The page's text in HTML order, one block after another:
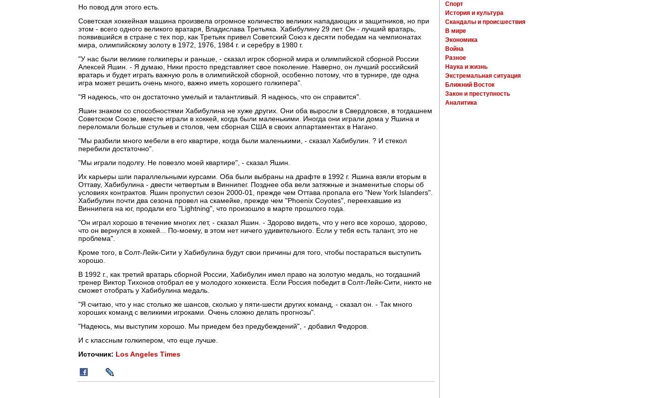
Но повод для этого есть.
Советская хоккейная машина произвела огромное количество великих нападающих и защитников, но при
этом - всего одного великого вратаря, Владислава Третьяка. Хабибулину 29 лет. Он - лучший вратарь,
появившийся в стране с тех пор, как Третьяк привел Советский Союз к десяти победам на чемпионатах
мира, олимпийскому золоту в 1972, 1976, 1984 г. и серебру в 1980 г.
"У нас были великие голкиперы и раньше, - сказал игрок сборной мира и олимпийской сборной России
Алексей Яшин. - Я думаю, Ники просто представляет свое поколение. Наверно, он лучший российский
вратарь и будет играть важную роль в олимпийской сборной, особенно потому, что в турнире, где одна
игра может решить очень много, важно иметь хорошего голкипера".
"Я надеюсь, что он достаточно умелый и талантливый. Я надеюсь, что он справится".
Яшин знаком со способностями Хабибулина не хуже других. Они оба выросли в Свердловске, в тогдашнем
Советском Союзе, вместе играли в хоккей, когда были маленькими. Иногда они играли дома у Яшина и
переломали больше стульев и столов, чем сборная США в своих аппартаментах в Нагано.
"Мы разбили много мебели в его квартире, когда были маленькими, - сказал Хабибулин. ? И стекол
перебили достаточно".
"Мы играли подолгу. Не повезло моей квартире", - сказал Яшин.
Их карьеры шли параллельными курсами. Оба были выбраны на драфте в 1992 г. Яшина взяли вторым в
Оттаву, Хабибулина - двести четвертым в Виннипег. Позднее оба вели затяжные и знаменитые споры об
условиях контрактов. Яшин пропустил сезон 2000-01, прежде чем Оттава пропала его "New York Islanders".
Хабибулин почти два сезона провел на скамейке, прежде чем "Phoenix Coyotes", переехавшие из
Виннипега на юг, продали его "Lightning", что произошло в марте прошлого года.
"Он играл хорошо в течение многих лет, - сказал Яшин. - Здорово видеть, что у него все хорошо, здорово,
что он вернулся в хоккей... По-моему, в этом нет ничего удивительного. Если у тебя есть талант, это не
проблема".
Кроме того, в Солт-Лейк-Сити у Хабибулина будут свои причины для того, чтобы постараться выступить
хорошо.
В 1992 г., как третий вратарь сборной России, Хабибулин имел право на золотую медаль, но тогдашний
тренер Виктор Тихонов отобрал ее у молодого хоккеиста. Если Россия победит в Солт-Лейк-Сити, никто не
сможет отобрать у Хабибулина медаль.
"Я считаю, что у нас столько же шансов, сколько у пяти-шести других команд, - сказал он. - Так много
хороших команд с великими игроками. Очень сложно делать прогнозы".
"Надеюсь, мы выступим хорошо. Мы приедем без предубеждений", - добавил Федоров.
И с классным голкипером, что еще лучше.
Источник: Los Angeles Times
Спорт
История и культура
Скандалы и происшествия
В мире
Экономика
Война
Разное
Наука и жизнь
Экстремальная ситуация
Ближний Восток
Закон и преступность
Аналитика